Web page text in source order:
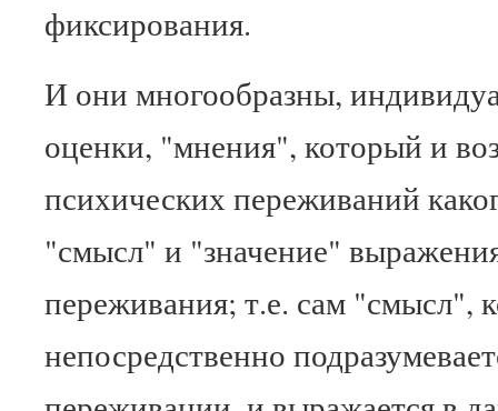
фиксирования.
И они многообразны,
оценки, "мнения", который и
психических переживаний
"смысл" и "значение"
переживания; т.е. сам "смысл",
непосредственно